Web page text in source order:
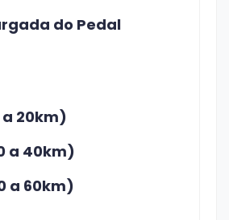
do Pedal
a 20km)
a 40km)
a 60km)